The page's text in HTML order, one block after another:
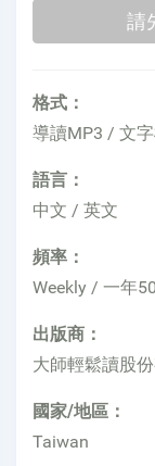
格式：
導讀MP3 / 文
語言：
中文 / 英文
頻率：
Weekly / 一年
出版商：
大師輕鬆讀股
國家/地區：
Taiwan